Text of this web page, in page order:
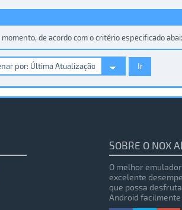
de acordo com o critério especificado
SOBRE O NOX
O melhor
excelente
que possa
Android